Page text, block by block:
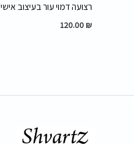
רצועה דמוי עור בעיצוב אישי
120.00 ₪